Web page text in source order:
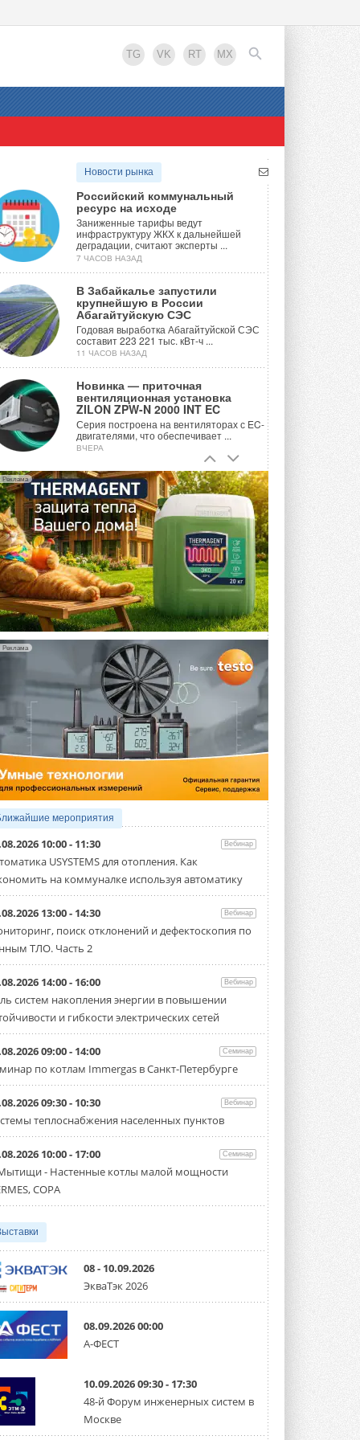
TG VK RT MX
EN
Новости рынка
Российский коммунальный
ресурс на исходе
Заниженные тарифы ведут
инфраструктуру ЖКХ к дальнейшей
деградации, считают эксперты ...
7 ЧАСОВ НАЗАД
В Забайкалье запустили
крупнейшую в России
Абагайтуйскую СЭС
Годовая выработка Абагайтуйской СЭС
составит 223 221 тыс. кВт-ч ...
11 ЧАСОВ НАЗАД
Новинка — приточная
вентиляционная установка
ZILON ZPW-N 2000 INT EC
Серия построена на вентиляторах с EC-
двигателями, что обеспечивает ...
ВЧЕРА
Учёные ЮУрГУ создали
каскадную установку,
объединяющую солнечную и
геотермальную энергию
Природосберегающие технологии ...
ВЧЕРА
Для Арктики создали
технологию защиты
ветрогенераторов от аварий
Разработка учитывает влияние
мерзлоты, обледенения и снеговых ...
ВЧЕРА
Гибридный тепловой насос PV/T
с одним общим испарителем
Исследователи предложили
конструкцию двухисточникового ...
5 АВГУСТА 2026
21-й ежегодный форум
«ЦОД-2026»
Мероприятие пройдет 2-3 сентября в
отеле Radisson Slavyanskaya. Форум
посетит более двух тысяч участников ...
5 АВГУСТА 2026
Китайская Shenling представила
линейку тепловых насосов
«воздух-вода» на R290
Серия ThermaX R290 All-In-One
включает три модели ...
Тепловые насосы в связке с
солнечной генерацией и
накопителем снижают
потребление на 60%
Исследователи из Италии установили ...
4 АВГУСТА 2026
«РУСКЛИМАТ Fest 2026» в Уфе
собрал свыше 700 профи
климатической отрасли
Организатором выступил торгово-
производственный холдинг ...
ЦОД с плотностью 54 кВт на
стойку
3 АВГУСТА 2026
систему DVM на R32
Линейка включает семь типоразмеров
производительностью от 22,4 до 56 кВт.
Суммарная длина трубопроводов ...
3 АВГУСТА 2026
«СиСофт Девелопмент» подвел
итоги конкурса студенческих
стартует уже в сентябре 2026 года ...
3 АВГУСТА 2026
«Русклимат» укрепляет
Реклама
Реклама
мероприятия
10:00 - 11:30 Вебинар
USYSTEMS для отопления. Как
на коммуналке используя автоматику
13:00 - 14:30 Вебинар
поиск отклонений и дефектоскопия по
ТЛО. Часть 2
14:00 - 16:00 Вебинар
систем накопления энергии в повышении
и гибкости электрических сетей
09:00 - 14:00 Семинар
по котлам Immergas в Санкт-Петербурге
09:30 - 10:30 Вебинар
теплоснабжения населенных пунктов
10:00 - 17:00 Семинар
- Настенные котлы малой мощности
COPA
08 - 10.09.2026
ЭкваТэк 2026
08.09.2026 00:00
А-ФЕСТ
10.09.2026 09:30 - 17:30
48-й Форум инженерных систем в
Москве